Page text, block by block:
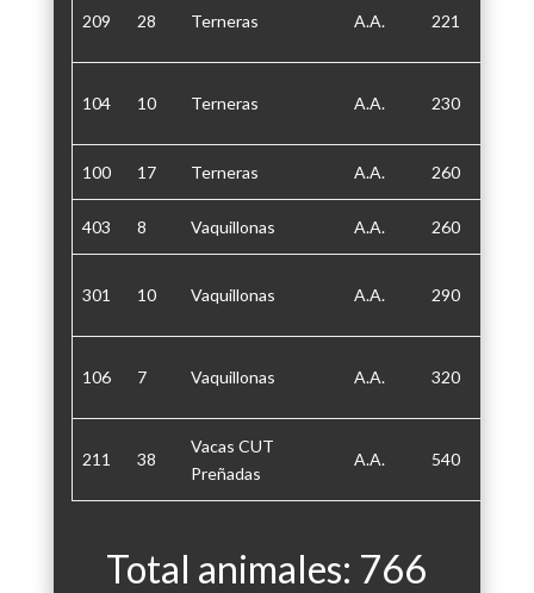
209 28 Terneras A.A. 221
104 10 Terneras A.A. 230
100 17 Terneras A.A. 260
403 8 Vaquillonas A.A. 260
301 10 Vaquillonas A.A. 290
106 7 Vaquillonas A.A. 320
211 38
Vacas CUT
Preñadas
A.A. 540
Total animales: 766